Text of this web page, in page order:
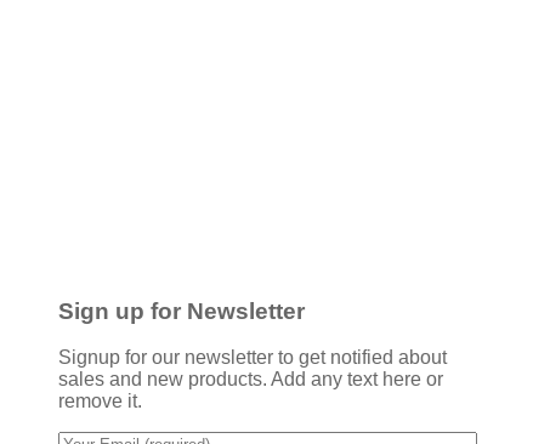
Sign up for Newsletter
Signup for our newsletter to get notified about
sales and new products. Add any text here or
remove it.